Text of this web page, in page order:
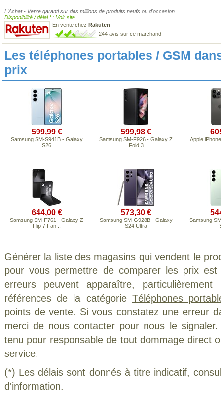
L'Achat - Vente garanti sur des millions de produits neufs ou d'occasion
Disponibilité / délai * : Voir site
En vente chez Rakuten
244 avis sur ce marchand
Les téléphones portables / GSM
prix
599,99 €
Samsung SM-S941B - Galaxy
S26
599,98 €
Samsung SM-F926 - Galaxy Z
Fold 3
Apple
644,00 €
Samsung SM-F761 - Galaxy Z
Flip 7 Fan ..
573,30 €
Samsung SM-G928B - Galaxy
S24 Ultra
Samsung
Générer la liste des magasins qui vendent le
pour vous permettre de comparer les prix
erreurs peuvent apparaître,
références de la catégorie Téléphones
points de vente. Si vous constatez une erreur
merci de nous contacter pour nous le
tenu pour responsable de tout dommage direct
service.
(*) Les délais sont donnés à titre indicatif,
d'information.